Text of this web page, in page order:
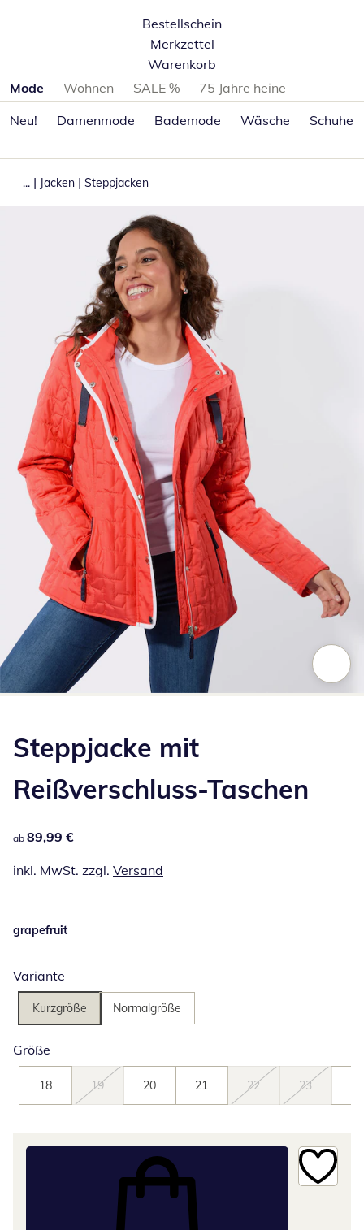
Bestellschein
Merkzettel
Warenkorb
Produktkategorien überspringen
Mode Wohnen SALE %
75 Jahre heine
Neu!
Damenmode Bademode Wäsche Schuhe
... | Jacken | Steppjacken
Steppjacke mit
Reißverschluss-Taschen
89,99 €
ab 89,99 €
inkl. MwSt. zzgl. Versand
grapefruit
Variante
Kurzgröße Normalgröße
Größe
18 19 20 21 22 23